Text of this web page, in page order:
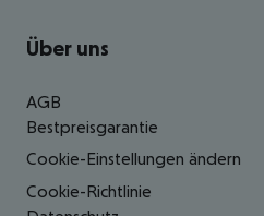
Footer navigation
Über uns
AGB
Bestpreisgarantie
Cookie-Einstellungen ändern
Cookie-Richtlinie